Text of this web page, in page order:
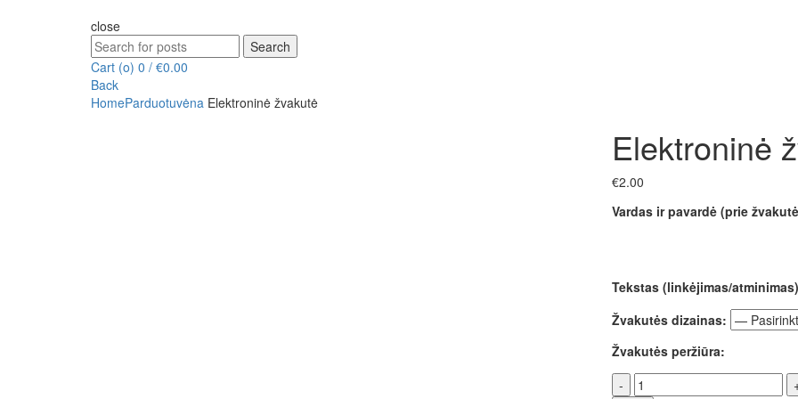
close
Search
for:
Search
Cart (o) 0 / €0.00
Back
HomeParduotuvėna Elektroninė žvakutė
Elektroninė
€2.00
Vardas ir pavardė (prie
Tekstas (linkėjimas/
Žvakutės dizainas:
Žvakutės peržiūra:
Elektroninė